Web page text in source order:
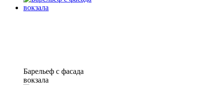
Барельеф с фасада
вокзала